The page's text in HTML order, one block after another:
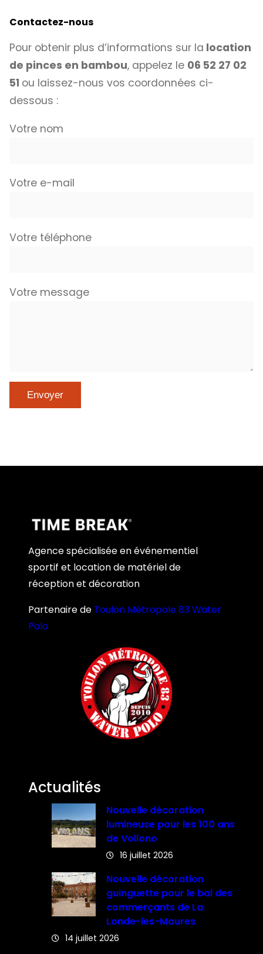
Contactez-nous
Pour obtenir plus d’informations sur la location
de pinces en bambou, appelez le 06 52 27 02
51 ou laissez-nous vos coordonnées ci-
dessous :
Votre nom
Votre e-mail
Votre téléphone
Votre message
Agence spécialisée en événementiel
sportif et location de matériel de
réception et décoration
Partenaire de Toulon Métropole 83 Water
Polo
Actualités
Nouvelle décoration
lumineuse pour les 100 ans
de Vollono
16 juillet 2026
Nouvelle décoration
guinguette pour le bal des
commerçants de La
Londe-les-Maures
14 juillet 2026